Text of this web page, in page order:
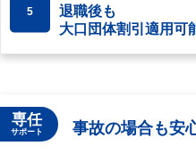
5
退職後も
大口団体割引適用可
専任
サポート 事故の場合も安